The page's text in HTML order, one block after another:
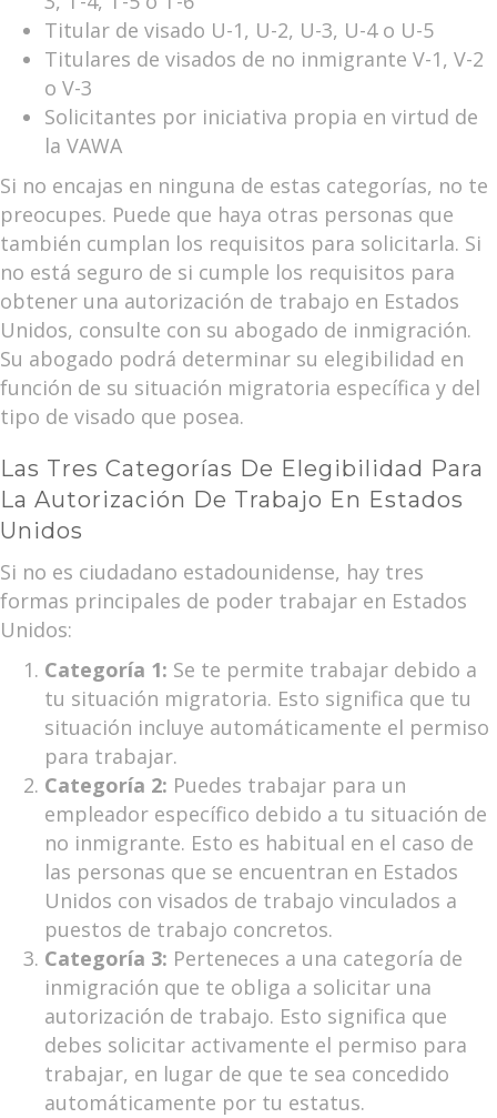
Titular de visado U-1, U-2, U-3, U-4 o U-5
Titulares de visados de no inmigrante V-1, V-2
o V-3
Solicitantes por iniciativa propia en virtud de
la VAWA
Si no encajas en ninguna de estas categorías, no te
preocupes. Puede que haya otras personas que
también cumplan los requisitos para solicitarla. Si
no está seguro de si cumple los requisitos para
obtener una autorización de trabajo en Estados
Unidos, consulte con su abogado de inmigración.
Su abogado podrá determinar su elegibilidad en
función de su situación migratoria específica y del
tipo de visado que posea.
Las Tres Categorías De Elegibilidad Para
La Autorización De Trabajo En Estados
Unidos
Si no es ciudadano estadounidense, hay tres
formas principales de poder trabajar en Estados
Unidos:
Categoría 1: Se te permite trabajar debido a
tu situación migratoria. Esto significa que tu
situación incluye automáticamente el permiso
para trabajar.
Categoría 2: Puedes trabajar para un
empleador específico debido a tu situación de
no inmigrante. Esto es habitual en el caso de
las personas que se encuentran en Estados
Unidos con visados de trabajo vinculados a
puestos de trabajo concretos.
Categoría 3: Perteneces a una categoría de
inmigración que te obliga a solicitar una
autorización de trabajo. Esto significa que
debes solicitar activamente el permiso para
trabajar, en lugar de que te sea concedido
automáticamente por tu estatus.